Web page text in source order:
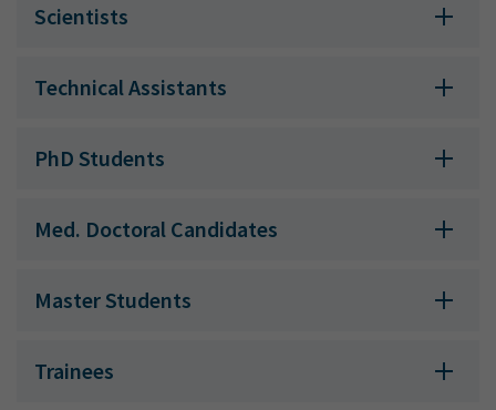
Scientists
Technical Assistants
PhD Students
Med. Doctoral Candidates
Master Students
Trainees